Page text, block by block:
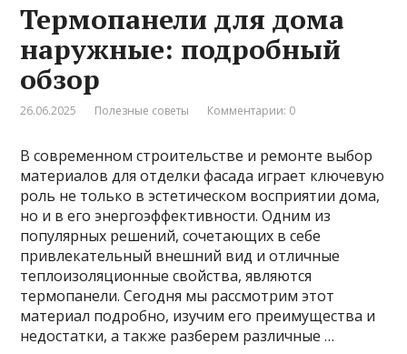
Термопанели для дома
наружные: подробный
обзор
26.06.2025 Полезные советы Комментарии: 0
В современном строительстве и ремонте выбор
материалов для отделки фасада играет ключевую
роль не только в эстетическом восприятии дома,
но и в его энергоэффективности. Одним из
популярных решений, сочетающих в себе
привлекательный внешний вид и отличные
теплоизоляционные свойства, являются
термопанели. Сегодня мы рассмотрим этот
материал подробно, изучим его преимущества и
недостатки, а также разберем различные …